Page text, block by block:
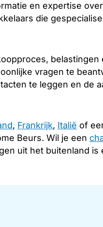
en expertise
die
vragen te
te leggen en de
, Frankrijk, Italië of
Beurs. Wil je een
uit het buitenland is